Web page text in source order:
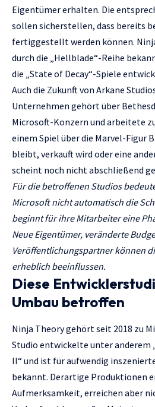
Eigentümer erhalten. Die
sollen sicherstellen, dass bereits
fertiggestellt werden können.
durch die „Hellblade“-Reihe
die „State of Decay“-Spiele
Auch die Zukunft von Arkane
Unternehmen gehört über
Microsoft-Konzern und arbeitete
einem Spiel über die Marvel-Figur
bleibt, verkauft wird oder eine
scheint noch nicht abschließend
Für die betroffenen Studios
Microsoft nicht automatisch die
beginnt für ihre Mitarbeiter eine
Neue Eigentümer, veränderte
Veröffentlichungspartner können
erheblich beeinflussen.
Diese
Umbau betroffen
Ninja Theory gehört seit 2018 zu
Studio entwickelte unter anderem
II“ und ist für aufwendig
bekannt. Derartige Produktionen
Aufmerksamkeit, erreichen aber